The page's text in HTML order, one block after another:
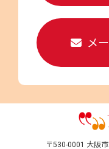
メ
〒530-0001 大阪